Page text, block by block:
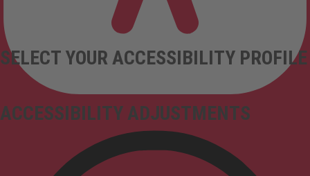
ACCESSIBILITY ADJUSTMENTS
SELECT YOUR ACCESSIBILITY PROFILE